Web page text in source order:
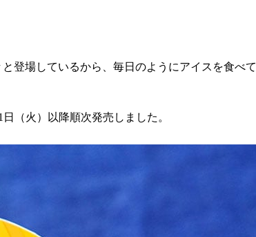
登場しているから、毎日のようにアイスを食べ
（火）以降順次発売しました。